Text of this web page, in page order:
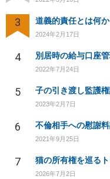
3 道義的責任とは何
2024年2月17日
4 別居時の給与口座
2022年7月24日
5 子の引き渡し監護
2023年2月7日
6 不倫相手への慰謝
2021年9月25日
7 猫の所有権を巡る
2026年7月2日